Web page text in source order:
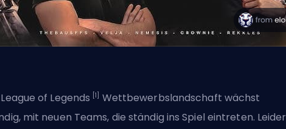
League of Legends [1]
Wettbewerbslandschaft wächst
mit neuen Teams, dieständig ins Spiel eintreten. Leider